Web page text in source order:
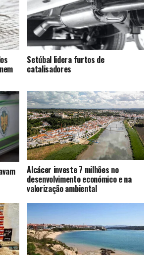
Setúbal lidera furtos de
catalisadores
Alcácer investe 7 milhões no
desenvolvimento económico e na
valorização ambiental